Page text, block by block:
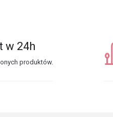
w 24h
produktów.